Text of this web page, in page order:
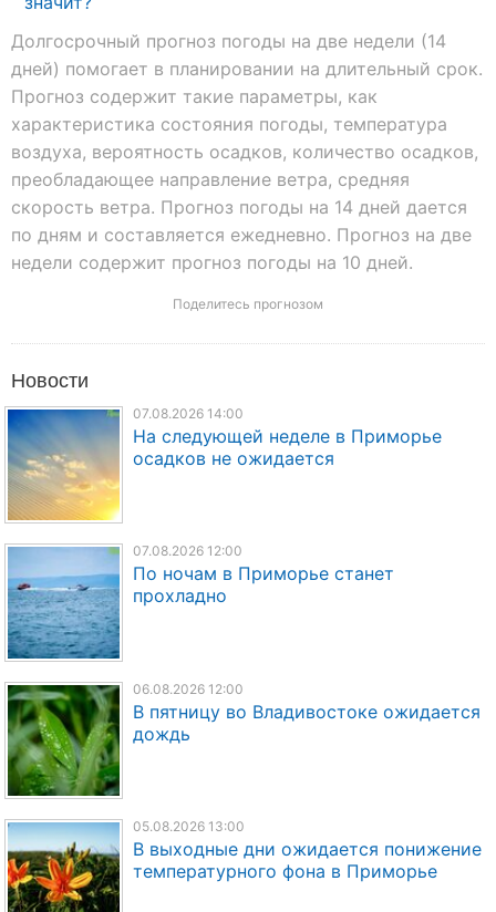
Долгосрочный прогноз погоды на две недели (14
дней) помогает в планировании на длительный срок.
Прогноз содержит такие параметры, как
характеристика состояния погоды, температура
воздуха, вероятность осадков, количество осадков,
преобладающее направление ветра, средняя
скорость ветра. Прогноз погоды на 14 дней дается
по дням и составляется ежедневно. Прогноз на две
недели содержит прогноз погоды на 10 дней.
Поделитесь прогнозом
Новости
07.08.2026 14:00
На следующей неделе в Приморье
осадков не ожидается
07.08.2026 12:00
По ночам в Приморье станет
прохладно
06.08.2026 12:00
В пятницу во Владивостоке ожидается
дождь
05.08.2026 13:00
В выходные дни ожидается понижение
температурного фона в Приморье